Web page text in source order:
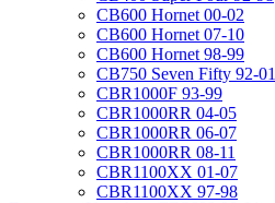
CB600 Hornet 00-02
CB600 Hornet 07-10
CB600 Hornet 98-99
CB750 Seven Fifty 92-01
CBR1000F 93-99
CBR1000RR 04-05
CBR1000RR 06-07
CBR1000RR 08-11
CBR1100XX 01-07
CBR1100XX 97-98